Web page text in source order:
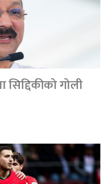
सिद्दिकीको गोली